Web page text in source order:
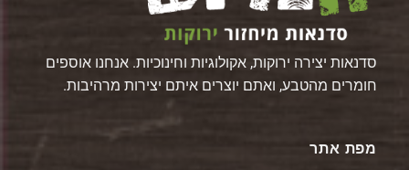
סדנאות יצירה ירוקות, אקולוגיות וחינוכיות. אנחנו אוספים
חומרים מהטבע, ואתם יוצרים איתם יצירות מרהיבות.
מפת אתר